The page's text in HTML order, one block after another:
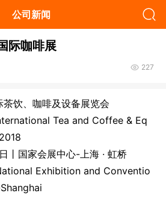
公司新闻
际咖啡展
227
饮、咖啡及设备展览会
nal Tea and Coffee & Eq
丨国家会展中心-上海 · 虹桥
nal Exhibition and Conventio